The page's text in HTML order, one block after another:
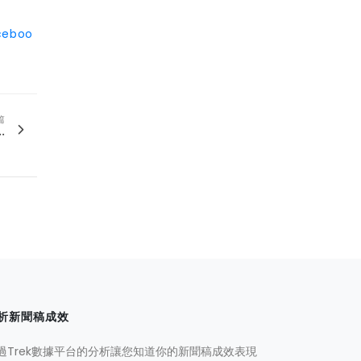
新聞稿成效
Trek數據平台的分析讓您知道你的新聞稿成效表現